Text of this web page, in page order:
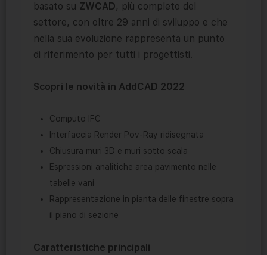
basato su ZWCAD, più completo del
settore, con oltre 29 anni di sviluppo e che
nella sua evoluzione rappresenta un punto
di riferimento per tutti i progettisti.
Scopri le novità in AddCAD 2022
Computo IFC
Interfaccia Render Pov-Ray ridisegnata
Chiusura muri 3D e muri sotto scala
Espressioni analitiche area pavimento nelle
tabelle vani
Rappresentazione in pianta delle finestre sopra
il piano di sezione
Caratteristiche principali